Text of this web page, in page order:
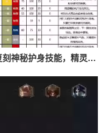
精灵复刻神秘护身技能，精灵复刻攻略